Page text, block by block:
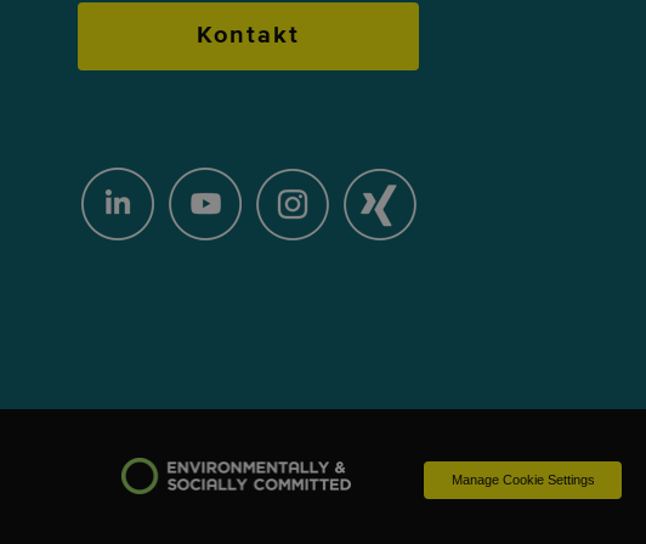
Kontakt
Manage Cookie Settings